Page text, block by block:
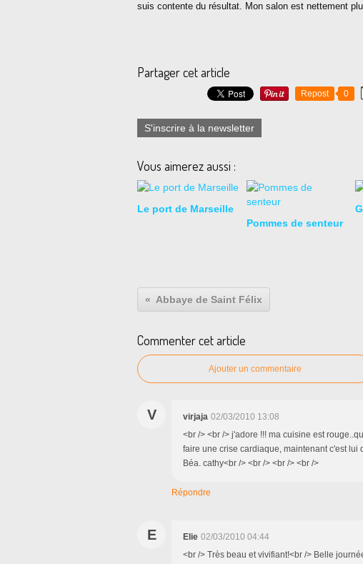
suis contente du résultat. Mon salon est nettement
Partager cet article
Repost 0
S'inscrire à la newsletter
Vous aimerez aussi :
Le port de Marseille
Pommes de senteur
Abbaye de Saint Félix
Commenter cet article
Ajouter un commentaire
V virjaja 02/03/2010 13:08
<br /> <br /> j'adore !!! ma cuisine est
faire une crise cardiaque, maintenant c'est lui
Béa. cathy<br /> <br /> <br /> <br />
Répondre
E Elie 02/03/2010 04:44
<br /> Très beau et vivifiant!<br /> Belle